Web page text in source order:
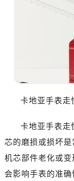
卡地亚手表走
卡地亚手表走
芯的磨损或损坏
机芯部件老化或
会影响手表的准